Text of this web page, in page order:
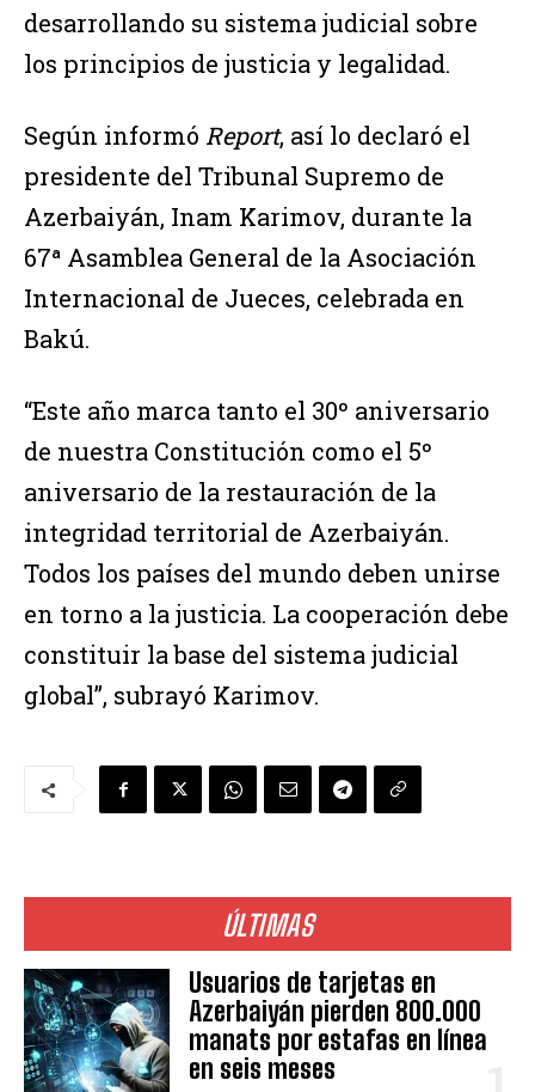
ÚLTIMAS
Usuarios de tarjetas en
Azerbaiyán pierden 800.000
manats por estafas en línea
en seis meses
desarrollando su sistema judicial sobre
los principios de justicia y legalidad.
Según informó Report, así lo declaró el
presidente del Tribunal Supremo de
Azerbaiyán, Inam Karimov, durante la
67ª Asamblea General de la Asociación
Internacional de Jueces, celebrada en
Bakú.
“Este año marca tanto el 30º aniversario
de nuestra Constitución como el 5º
aniversario de la restauración de la
integridad territorial de Azerbaiyán.
Todos los países del mundo deben unirse
en torno a la justicia. La cooperación debe
constituir la base del sistema judicial
global”, subrayó Karimov.